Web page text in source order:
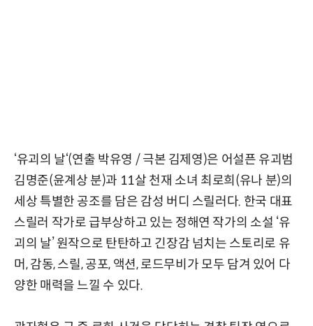
‘유괴의 날‘(연출 박유영 / 극본 김제영)은 어설픈 유괴범
김명준(윤계상 분)과 11살 천재 소녀 최로희(유나 분)의
세상 특별한 공조를 담은 감성 버디 스릴러다. 한국 대표
스릴러 작가로 급부상하고 있는 정해연 작가의 소설 ‘유
괴의 날’ 원작으로 탄탄하고 긴장감 넘치는 스토리로 유
머, 감동, 스릴, 공포, 액션, 로드무비가 모두 담겨 있어 다
양한 매력을 느낄 수 있다.